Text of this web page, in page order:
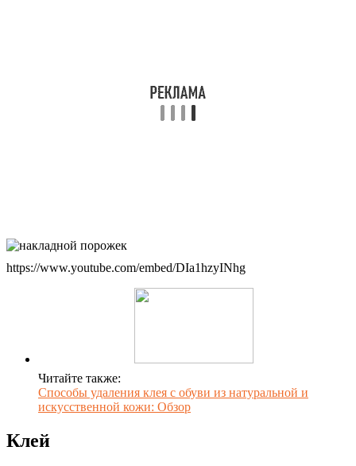
https://www.youtube.com/embed/DIa1hzyINhg
Читайте также:
Способы удаления клея с обуви из натуральной и
искусственной кожи: Обзор
Клей